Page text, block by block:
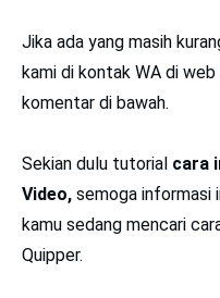
Jika ada yang masih
kami di kontak WA di
komentar di bawah.
Sekian dulu tutorial cara
Video, semoga informasi
kamu sedang mencari
Quipper.